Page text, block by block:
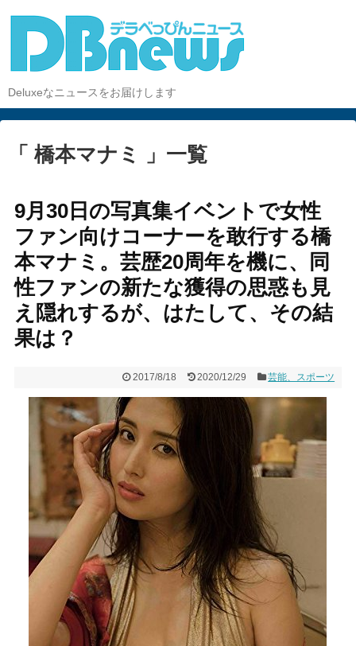
Deluxeなニュースをお届けします
「 橋本マナミ 」一覧
9月30日の写真集イベントで女性
ファン向けコーナーを敢行する橋
本マナミ。芸歴20周年を機に、同
性ファンの新たな獲得の思惑も見
え隠れするが、はたして、その結
果は？
2017/8/18 2020/12/29 芸能、スポーツ